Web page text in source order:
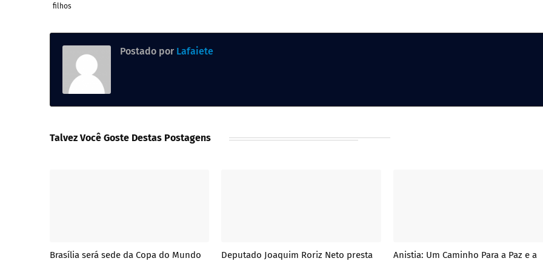
filhos
Postado por Lafaiete
Talvez Você Goste Destas Postagens
Brasília será sede da Copa do Mundo
Deputado Joaquim Roriz Neto presta
Anistia: Um Caminho Para a Paz e a